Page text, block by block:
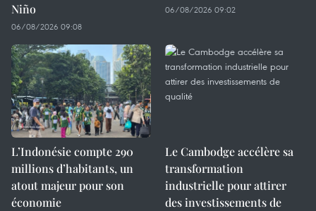
Niño
06/08/2026 09:08
06/08/2026 09:02
L’Indonésie compte 290
millions d’habitants, un
atout majeur pour son
économie
Le Cambodge accélère sa
transformation
industrielle pour attirer
des investissements de